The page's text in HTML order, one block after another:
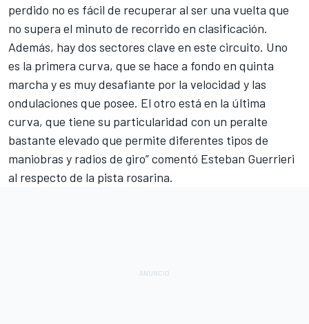
perdido no es fácil de recuperar al ser una vuelta que
no supera el minuto de recorrido en clasificación.
Además, hay dos sectores clave en este circuito. Uno
es la primera curva, que se hace a fondo en quinta
marcha y es muy desafiante por la velocidad y las
ondulaciones que posee. El otro está en la última
curva, que tiene su particularidad con un peralte
bastante elevado que permite diferentes tipos de
maniobras y radios de giro” comentó Esteban Guerrieri
al respecto de la pista rosarina.